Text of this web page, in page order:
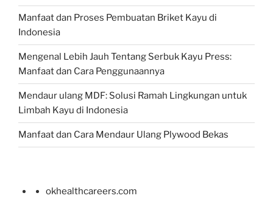
Manfaat dan Proses Pembuatan Briket Kayu di
Indonesia
Mengenal Lebih Jauh Tentang Serbuk Kayu Press:
Manfaat dan Cara Penggunaannya
Mendaur ulang MDF: Solusi Ramah Lingkungan untuk
Limbah Kayu di Indonesia
Manfaat dan Cara Mendaur Ulang Plywood Bekas
okhealthcareers.com